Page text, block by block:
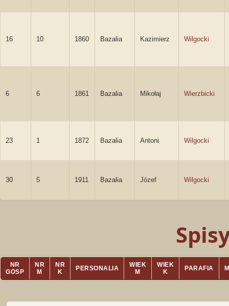
16 10 1860 Bazalia Kazimierz Wilgocki
6 6 1861 Bazalia Mikołaj Wierzbicki
23 1 1872 Bazalia Antoni Wilgocki
30 5 1911 Bazalia Józef Wilgocki
NR
GOSP
NR
M
NR
K
PERSONALIA
WIEK
M
WIEK
K
PARAFIA